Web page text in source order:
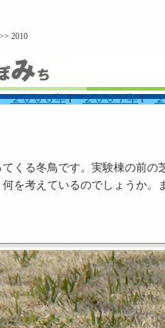
>> 2010
２００８年l２００７年l
くる冬鳥です。実験棟の前
を考えているのでしょうか。